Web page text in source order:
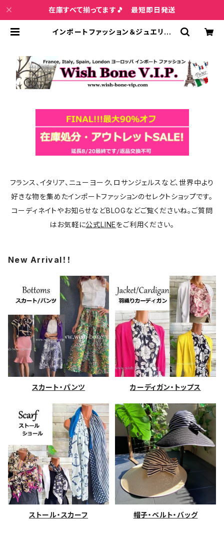
在庫すべて揃ってます🎵 最短即日発送
インポートファッション＆ジュエリー
フランス、イタリア、ニューヨーク、ロサンジェルスなど、世界中より
好きな物を集めたインポートファッションのセレクトショップです。
コーディネイトやお知らせなどBLOGなどご覧くださいね。ご質問
はお気軽に公式LINEをご利用ください。
New Arrival！！
スカート・パンツ カーディガン・トップス
ストール・スカーフ 帽子・ベルト・バッグ